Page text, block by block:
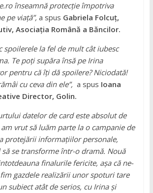
înseamnă protecție împotriva
pe viață”, a spus Gabriela Folcuț,
Asociația Română a Băncilor.
spoilerele la fel de mult cât iubesc
Te poți supăra însă pe Irina
pentru că îți dă spoilere? Niciodată!
cu ceva din ele”, a spus Ioana
Director, Golin.
datelor de card este absolut de
vrut să luăm parte la o campanie de
protejării informațiilor personale,
se transforme într-o dramă. Nouă
finalurile fericite, așa că ne-
gazdele realizării unor spoturi tare
subiect atât de serios, cu Irina și